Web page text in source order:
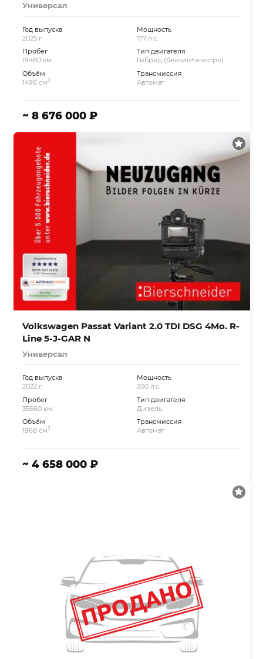
Универсал
Год выпуска
2025 г.
Пробег
19480 км.
Объём
1498 см3
Мощность
177 л.с.
Тип двигателя
Гибрид (бензин+электро)
Трансмиссия
Автомат
~ 8 676 000 ₽
Volkswagen Passat Variant 2.0 TDI DSG 4Mo. R-
Line 5-J-GAR N
Универсал
Год выпуска
2022 г.
Пробег
35660 км.
Объём
1968 см3
Мощность
200 л.с.
Тип двигателя
Дизель
Трансмиссия
Автомат
~ 4 658 000 ₽